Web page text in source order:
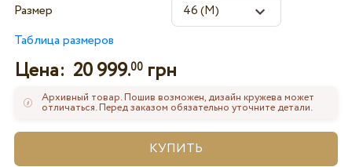
Размер
Таблица размеров
Цена: 20 999.00грн
Архивный товар. Пошив возможен, дизайн кружева может
отличаться. Перед заказом обязательно уточните детали.